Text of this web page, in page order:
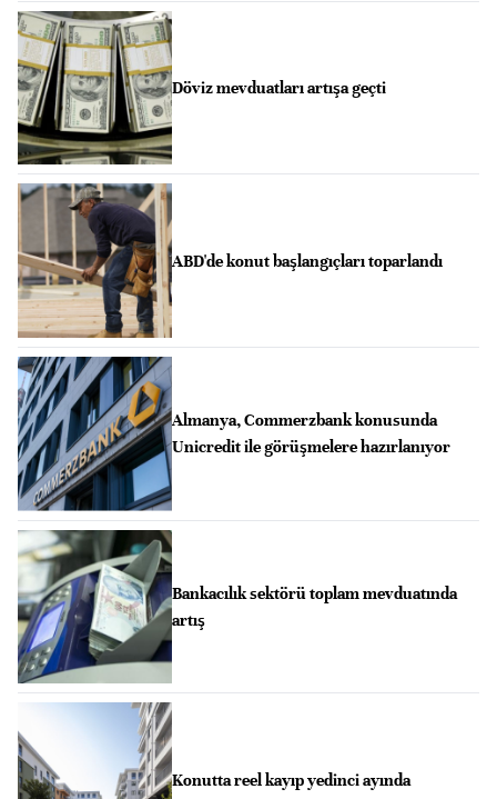
Döviz mevduatları artışa geçti
ABD'de konut başlangıçları toparlandı
Almanya, Commerzbank konusunda
Unicredit ile görüşmelere hazırlanıyor
Bankacılık sektörü toplam mevduatında
artış
Konutta reel kayıp yedinci ayında